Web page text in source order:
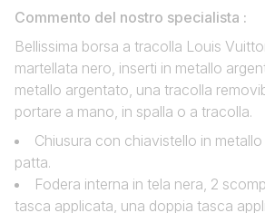
Commento del nostro specialista :
Bellissima borsa a tracolla Louis
martellata nero, inserti in metallo
metallo argentato, una tracolla
portare a mano, in spalla o a tracolla.
Chiusura con chiavistello in
patta.
Fodera interna in tela nera, 2
tasca applicata, una doppia tasca